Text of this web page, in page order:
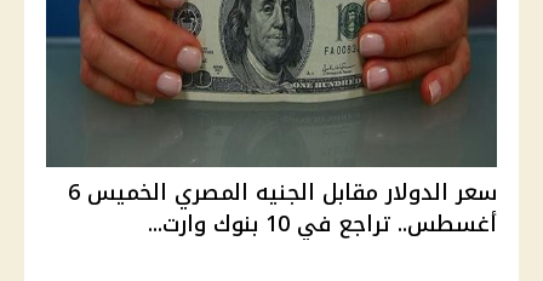
سعر الدولار مقابل الجنيه المصري الخميس 6
أغسطس.. تراجع في 10 بنوك وارت...